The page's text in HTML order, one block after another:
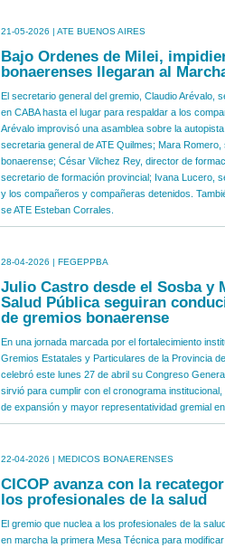
21-05-2026 | ATE BUENOS AIRES
Bajo Ordenes de Milei,
bonaerenses llegaran al
El secretario general del gremio, Claudio Arévalo,
en CABA hasta el lugar para respaldar a los
Arévalo improvisó una asamblea sobre la
secretaria general de ATE Quilmes; Mara
bonaerense; César Vilchez Rey, director de
secretario de formación provincial; Ivana Lucero,
y los compañeros y compañeras detenidos.
se ATE Esteban Corrales.
28-04-2026 | FEGEPPBA
Julio Castro desde el Sosba y
Salud Pública seguiran
de gremios bonaerense
En una jornada marcada por el fortalecimiento
Gremios Estatales y Particulares de la Provincia
celebró este lunes 27 de abril su Congreso
sirvió para cumplir con el cronograma
de expansión y mayor representatividad gremial
22-04-2026 | MEDICOS BONAERENSES
CICOP avanza con la
los profesionales de la salud
El gremio que nuclea a los profesionales de la
en marcha la primera Mesa Técnica para